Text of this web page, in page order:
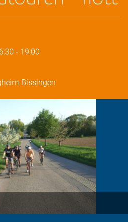
- 19:00
Bissingen